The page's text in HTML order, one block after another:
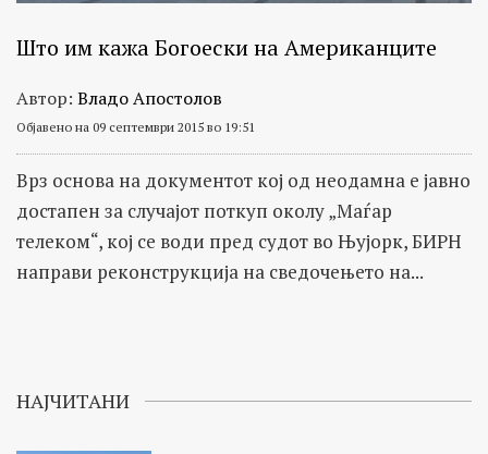
Што им кажа Богоески на Американците
Автор: Владо Апостолов
Објавено на 09 септември 2015 во 19:51
Врз основа на документот кој од неодамна е јавно
достапен за случајот поткуп околу „Маѓар
телеком“, кој се води пред судот во Њујорк, БИРН
направи реконструкција на сведочењето на...
НАЈЧИТАНИ